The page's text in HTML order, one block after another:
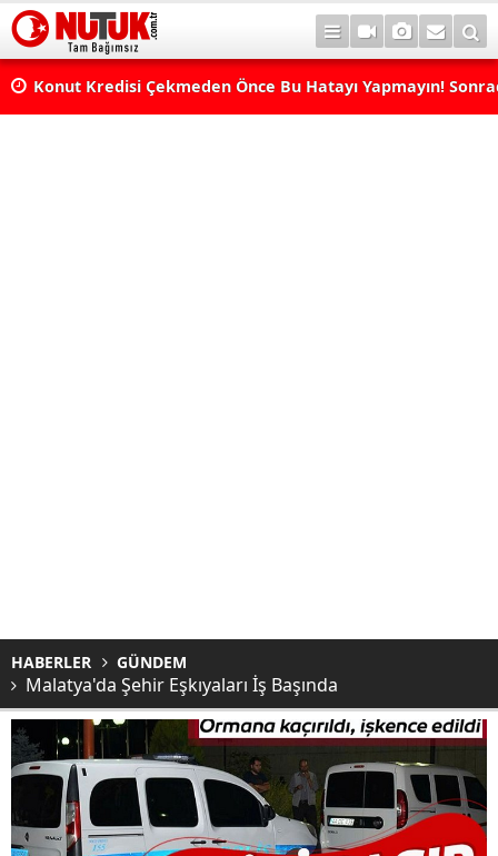
Konut Kredisi Çekmeden Önce Bu Hatayı Yapmayın!
HABERLER GÜNDEM
Malatya'da Şehir Eşkıyaları İş Başında